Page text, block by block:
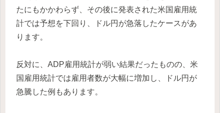
たにもかかわらず、その後に発表された米国雇用統
計では予想を下回り、ドル円が急落したケースがあ
ります。
反対に、ADP雇用統計が弱い結果だったものの、米
国雇用統計では雇用者数が大幅に増加し、ドル円が
急騰した例もあります。